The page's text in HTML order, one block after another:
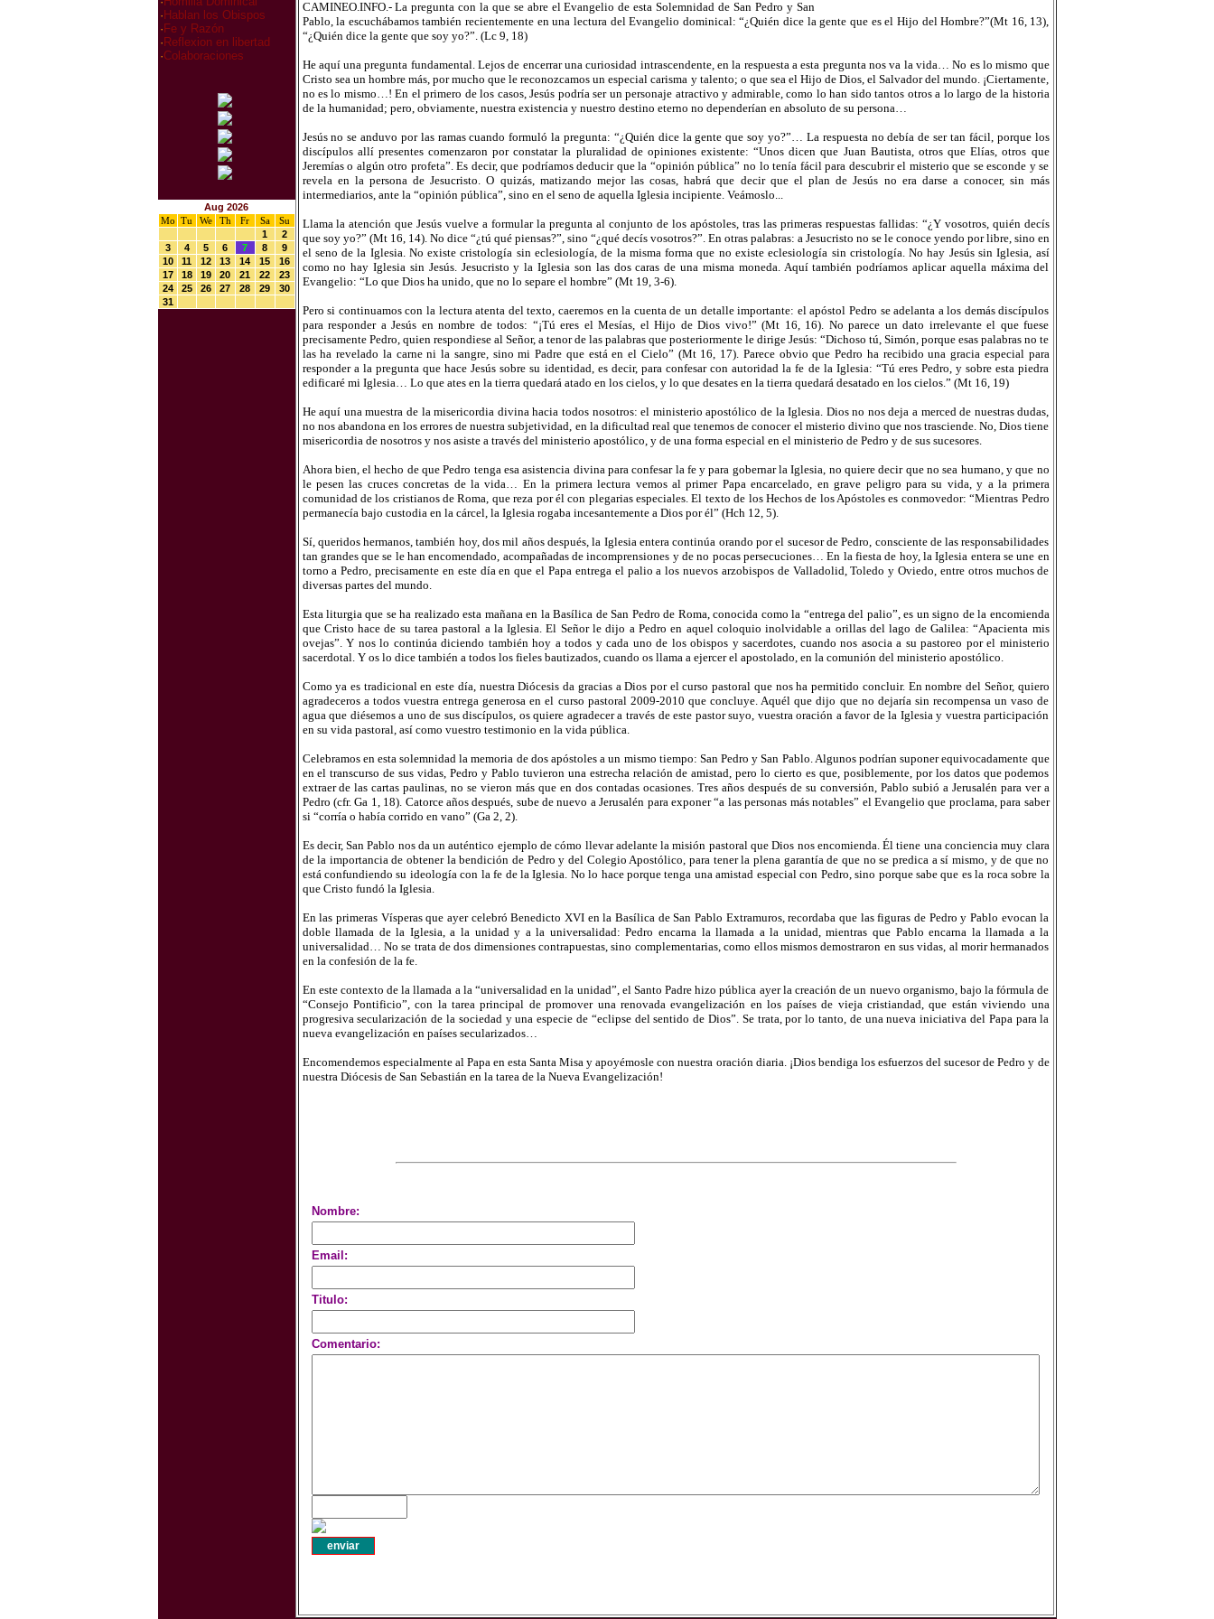
· Hablan los Obispos
· Fe y Razón
· Reflexion en libertad
·Colaboraciones
Aug 2026
Mo Tu We Th Fr Sa
Su
1
2
3
4 5 6 7 8
9
10
11 12 13 14 15
16
17
18 19 20 21 22
23
24
25 26 27 28 29
30
31
CAMINEO.INFO.- La pregunta con la que se abre el Evangelio de esta Solemnidad de San Pedro y San
Pablo, la escuchábamos también recientemente en una lectura del Evangelio dominical: “¿Quién dice la gente que es el Hijo del Hombre?”(Mt 16, 13),
“¿Quién dice la gente que soy yo?”. (Lc 9, 18)
He aquí una pregunta fundamental. Lejos de encerrar una curiosidad intrascendente, en la respuesta a esta pregunta nos va la vida… No es lo mismo que
Cristo sea un hombre más, por mucho que le reconozcamos un especial carisma y talento; o que sea el Hijo de Dios, el Salvador del mundo. ¡Ciertamente,
no es lo mismo…! En el primero de los casos, Jesús podría ser un personaje atractivo y admirable, como lo han sido tantos otros a lo largo de la historia
de la humanidad; pero, obviamente, nuestra existencia y nuestro destino eterno no dependerían en absoluto de su persona…
Jesús no se anduvo por las ramas cuando formuló la pregunta: “¿Quién dice la gente que soy yo?”… La respuesta no debía de ser tan fácil, porque los
discípulos allí presentes comenzaron por constatar la pluralidad de opiniones existente: “Unos dicen que Juan Bautista, otros que Elías, otros que
Jeremías o algún otro profeta”. Es decir, que podríamos deducir que la “opinión pública” no lo tenía fácil para descubrir el misterio que se esconde y se
revela en la persona de Jesucristo. O quizás, matizando mejor las cosas, habrá que decir que el plan de Jesús no era darse a conocer, sin más
intermediarios, ante la “opinión pública”, sino en el seno de aquella Iglesia incipiente. Veámoslo...
Llama la atención que Jesús vuelve a formular la pregunta al conjunto de los apóstoles, tras las primeras respuestas fallidas: “¿Y vosotros, quién decís
que soy yo?” (Mt 16, 14). No dice “¿tú qué piensas?”, sino “¿qué decís vosotros?”. En otras palabras: a Jesucristo no se le conoce yendo por libre, sino en
el seno de la Iglesia. No existe cristología sin eclesiología, de la misma forma que no existe eclesiología sin cristología. No hay Jesús sin Iglesia, así
como no hay Iglesia sin Jesús. Jesucristo y la Iglesia son las dos caras de una misma moneda. Aquí también podríamos aplicar aquella máxima del
Evangelio: “Lo que Dios ha unido, que no lo separe el hombre” (Mt 19, 3-6).
Pero si continuamos con la lectura atenta del texto, caeremos en la cuenta de un detalle importante: el apóstol Pedro se adelanta a los demás discípulos
para responder a Jesús en nombre de todos: “¡Tú eres el Mesías, el Hijo de Dios vivo!” (Mt 16, 16). No parece un dato irrelevante el que fuese
precisamente Pedro, quien respondiese al Señor, a tenor de las palabras que posteriormente le dirige Jesús: “Dichoso tú, Simón, porque esas palabras no te
las ha revelado la carne ni la sangre, sino mi Padre que está en el Cielo” (Mt 16, 17). Parece obvio que Pedro ha recibido una gracia especial para
responder a la pregunta que hace Jesús sobre su identidad, es decir, para confesar con autoridad la fe de la Iglesia: “Tú eres Pedro, y sobre esta piedra
edificaré mi Iglesia… Lo que ates en la tierra quedará atado en los cielos, y lo que desates en la tierra quedará desatado en los cielos.” (Mt 16, 19)
He aquí una muestra de la misericordia divina hacia todos nosotros: el ministerio apostólico de la Iglesia. Dios no nos deja a merced de nuestras dudas,
no nos abandona en los errores de nuestra subjetividad, en la dificultad real que tenemos de conocer el misterio divino que nos trasciende. No, Dios tiene
misericordia de nosotros y nos asiste a través del ministerio apostólico, y de una forma especial en el ministerio de Pedro y de sus sucesores.
Ahora bien, el hecho de que Pedro tenga esa asistencia divina para confesar la fe y para gobernar la Iglesia, no quiere decir que no sea humano, y que no
le pesen las cruces concretas de la vida… En la primera lectura vemos al primer Papa encarcelado, en grave peligro para su vida, y a la primera
comunidad de los cristianos de Roma, que reza por él con plegarias especiales. El texto de los Hechos de los Apóstoles es conmovedor: “Mientras Pedro
permanecía bajo custodia en la cárcel, la Iglesia rogaba incesantemente a Dios por él” (Hch 12, 5).
Sí, queridos hermanos, también hoy, dos mil años después, la Iglesia entera continúa orando por el sucesor de Pedro, consciente de las responsabilidades
tan grandes que se le han encomendado, acompañadas de incomprensiones y de no pocas persecuciones… En la fiesta de hoy, la Iglesia entera se une en
torno a Pedro, precisamente en este día en que el Papa entrega el palio a los nuevos arzobispos de Valladolid, Toledo y Oviedo, entre otros muchos de
diversas partes del mundo.
Esta liturgia que se ha realizado esta mañana en la Basílica de San Pedro de Roma, conocida como la “entrega del palio”, es un signo de la encomienda
que Cristo hace de su tarea pastoral a la Iglesia. El Señor le dijo a Pedro en aquel coloquio inolvidable a orillas del lago de Galilea: “Apacienta mis
ovejas”. Y nos lo continúa diciendo también hoy a todos y cada uno de los obispos y sacerdotes, cuando nos asocia a su pastoreo por el ministerio
sacerdotal. Y os lo dice también a todos los fieles bautizados, cuando os llama a ejercer el apostolado, en la comunión del ministerio apostólico.
Como ya es tradicional en este día, nuestra Diócesis da gracias a Dios por el curso pastoral que nos ha permitido concluir. En nombre del Señor, quiero
agradeceros a todos vuestra entrega generosa en el curso pastoral 2009-2010 que concluye. Aquél que dijo que no dejaría sin recompensa un vaso de
agua que diésemos a uno de sus discípulos, os quiere agradecer a través de este pastor suyo, vuestra oración a favor de la Iglesia y vuestra participación
en su vida pastoral, así como vuestro testimonio en la vida pública.
Celebramos en esta solemnidad la memoria de dos apóstoles a un mismo tiempo: San Pedro y San Pablo. Algunos podrían suponer equivocadamente que
en el transcurso de sus vidas, Pedro y Pablo tuvieron una estrecha relación de amistad, pero lo cierto es que, posiblemente, por los datos que podemos
extraer de las cartas paulinas, no se vieron más que en dos contadas ocasiones. Tres años después de su conversión, Pablo subió a Jerusalén para ver a
Pedro (cfr. Ga 1, 18). Catorce años después, sube de nuevo a Jerusalén para exponer “a las personas más notables” el Evangelio que proclama, para saber
si “corría o había corrido en vano” (Ga 2, 2).
Es decir, San Pablo nos da un auténtico ejemplo de cómo llevar adelante la misión pastoral que Dios nos encomienda. Él tiene una conciencia muy clara
de la importancia de obtener la bendición de Pedro y del Colegio Apostólico, para tener la plena garantía de que no se predica a sí mismo, y de que no
está confundiendo su ideología con la fe de la Iglesia. No lo hace porque tenga una amistad especial con Pedro, sino porque sabe que es la roca sobre la
que Cristo fundó la Iglesia.
En las primeras Vísperas que ayer celebró Benedicto XVI en la Basílica de San Pablo Extramuros, recordaba que las figuras de Pedro y Pablo evocan la
doble llamada de la Iglesia, a la unidad y a la universalidad: Pedro encarna la llamada a la unidad, mientras que Pablo encarna la llamada a la
universalidad… No se trata de dos dimensiones contrapuestas, sino complementarias, como ellos mismos demostraron en sus vidas, al morir hermanados
en la confesión de la fe.
En este contexto de la llamada a la “universalidad en la unidad”, el Santo Padre hizo pública ayer la creación de un nuevo organismo, bajo la fórmula de
“Consejo Pontificio”, con la tarea principal de promover una renovada evangelización en los países de vieja cristiandad, que están viviendo una
progresiva secularización de la sociedad y una especie de “eclipse del sentido de Dios”. Se trata, por lo tanto, de una nueva iniciativa del Papa para la
nueva evangelización en países secularizados…
Encomendemos especialmente al Papa en esta Santa Misa y apoyémosle con nuestra oración diaria. ¡Dios bendiga los esfuerzos del sucesor de Pedro y de
nuestra Diócesis de San Sebastián en la tarea de la Nueva Evangelización!
Nombre:
Email:
Titulo:
Comentario: